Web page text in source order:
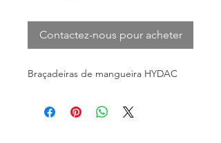
Contactez-nous pour acheter
Braçadeiras de mangueira HYDAC